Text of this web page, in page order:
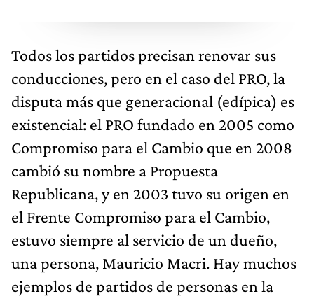
Todos los partidos precisan renovar sus
conducciones, pero en el caso del PRO, la
disputa más que generacional (edípica) es
existencial: el PRO fundado en 2005 como
Compromiso para el Cambio que en 2008
cambió su nombre a Propuesta
Republicana, y en 2003 tuvo su origen en
el Frente Compromiso para el Cambio,
estuvo siempre al servicio de un dueño,
una persona, Mauricio Macri. Hay muchos
ejemplos de partidos de personas en la